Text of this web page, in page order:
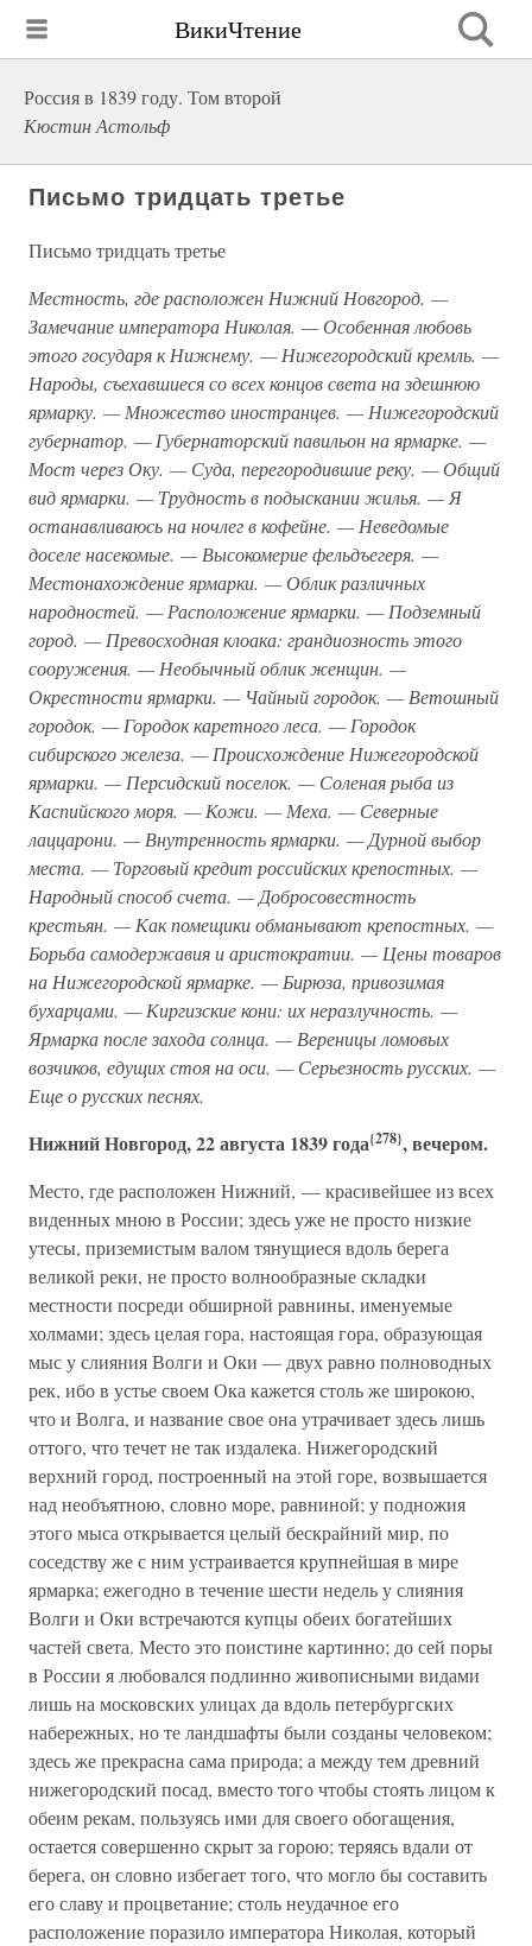
ВикиЧтение
Россия в 1839 году. Том второй
Кюстин Астольф
Письмо тридцать третье
Письмо тридцать третье
Местность, где расположен Нижний Новгород. —
Замечание императора Николая. — Особенная любовь
этого государя к Нижнему. — Нижегородский кремль. —
Народы, съехавшиеся со всех концов света на здешнюю
ярмарку. — Множество иностранцев. — Нижегородский
губернатор. — Губернаторский павильон на ярмарке. —
Мост через Оку. — Суда, перегородившие реку. — Общий
вид ярмарки. — Трудность в подыскании жилья. — Я
останавливаюсь на ночлег в кофейне. — Неведомые
доселе насекомые. — Высокомерие фельдъегеря. —
Местонахождение ярмарки. — Облик различных
народностей. — Расположение ярмарки. — Подземный
город. — Превосходная клоака: грандиозность этого
сооружения. — Необычный облик женщин. —
Окрестности ярмарки. — Чайный городок. — Ветошный
городок. — Городок каретного леса. — Городок
сибирского железа. — Происхождение Нижегородской
ярмарки. — Персидский поселок. — Соленая рыба из
Каспийского моря. — Кожи. — Меха. — Северные
лаццарони. — Внутренность ярмарки. — Дурной выбор
места. — Торговый кредит российских крепостных. —
Народный способ счета. — Добросовестность
крестьян. — Как помещики обманывают крепостных. —
Борьба самодержавия и аристократии. — Цены товаров
на Нижегородской ярмарке. — Бирюза, привозимая
бухарцами. — Киргизские кони: их неразлучность. —
Ярмарка после захода солнца. — Вереницы ломовых
возчиков, едущих стоя на оси. — Серьезность русских. —
Еще о русских песнях.
Нижний Новгород, 22 августа 1839 года{278}, вечером.
Место, где расположен Нижний, — красивейшее из всех
виденных мною в России; здесь уже не просто низкие
утесы, приземистым валом тянущиеся вдоль берега
великой реки, не просто волнообразные складки
местности посреди обширной равнины, именуемые
холмами; здесь целая гора, настоящая гора, образующая
мыс у слияния Волги и Оки — двух равно полноводных
рек, ибо в устье своем Ока кажется столь же широкою,
что и Волга, и название свое она утрачивает здесь лишь
оттого, что течет не так издалека. Нижегородский
верхний город, построенный на этой горе, возвышается
над необъятною, словно море, равниной; у подножия
этого мыса открывается целый бескрайний мир, по
соседству же с ним устраивается крупнейшая в мире
ярмарка; ежегодно в течение шести недель у слияния
Волги и Оки встречаются купцы обеих богатейших
частей света. Место это поистине картинно; до сей поры
в России я любовался подлинно живописными видами
лишь на московских улицах да вдоль петербургских
набережных, но те ландшафты были созданы человеком;
здесь же прекрасна сама природа; а между тем древний
нижегородский посад, вместо того чтобы стоять лицом к
обеим рекам, пользуясь ими для своего обогащения,
остается совершенно скрыт за горою; теряясь вдали от
берега, он словно избегает того, что могло бы составить
его славу и процветание; столь неудачное его
расположение поразило императора Николая, который